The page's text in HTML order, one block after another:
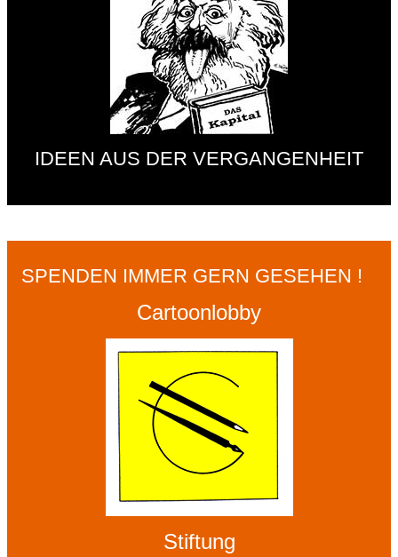
IDEEN AUS DER VERGANGENHEIT
SPENDEN IMMER GERN GESEHEN !
Cartoonlobby
Stiftung